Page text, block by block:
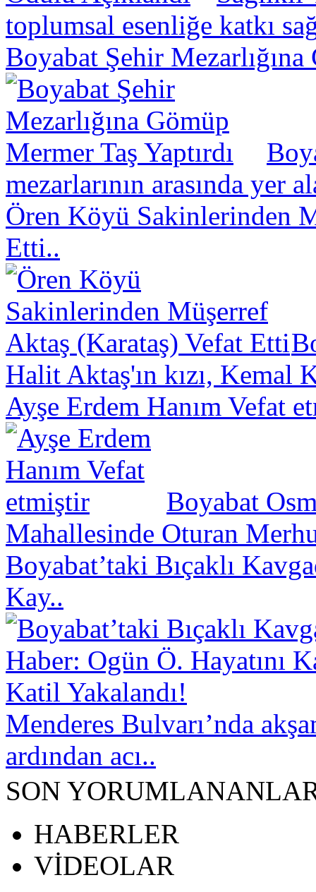
toplumsal esenliğe katkı
Boyabat Şehir Mezarlığına
mezarlarının arasında yer
Ören Köyü Sakinlerinden
Etti..
Halit Aktaş'ın kızı, Kemal
Ayşe Erdem Hanım Vefat
Boyabat
Mahallesinde Oturan
Boyabat’taki Bıçaklı
Kay..
Menderes Bulvarı’nda
ardından acı..
SON
HABERLER
VİDEOLAR